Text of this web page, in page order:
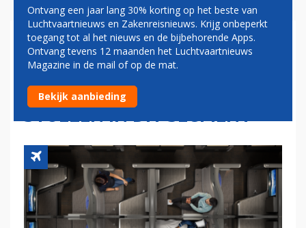
ANA ONTHULT NIEUWE
BUSINESS CLASS VOOR
BOEING 787-9'S: 'RUIMSTE
STOELEN IN DIT SEGMENT'
Ontvang een jaar lang 30% korting op het beste van
Luchtvaartnieuws en Zakenreisnieuws. Krijg onbeperkt
toegang tot al het nieuws en de bijbehorende Apps.
Ontvang tevens 12 maanden het Luchtvaartnieuws
Magazine in de mail of op de mat.
Bekijk aanbieding